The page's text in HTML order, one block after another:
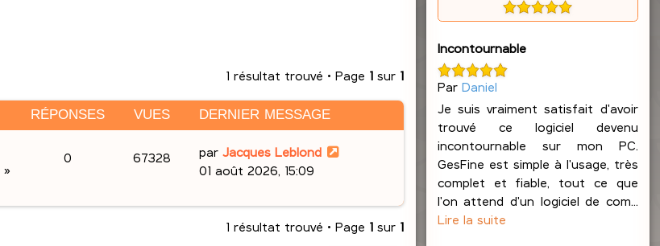
1 résultat trouvé • Page 1sur 1
RÉPONSES VUES DERNIER MESSAGE
»
0R
67328
D
e
n
par Jacques Leblond
01 août 2026, 15:09
1 résultat trouvé • Page 1sur 1
Incontournable
Par Daniel
Je suis vraiment satisfait d'avoir
trouvé ce logiciel devenu
incontournable sur mon PC.
GesFine est simple à l'usage, très
complet et fiable, tout ce que
l'on attend d'un logiciel de com...
Lire la suite